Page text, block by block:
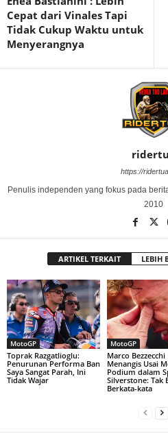
Cepat dari Vinales Tapi
Tidak Cukup Waktu untuk
Menyerangnya
https://
Penulis independen yang fokus pada
2010
ARTIKEL TERKAIT LEBIH
MotoGP
Toprak Razgatlioglu:
Penurunan Performa Ban
Saya Sangat Parah, Ini
Tidak Wajar
MotoGP
Marco Bezzecchi
Menangis Usai
Podium dalam
Silverstone: Tak
Berkata-kata